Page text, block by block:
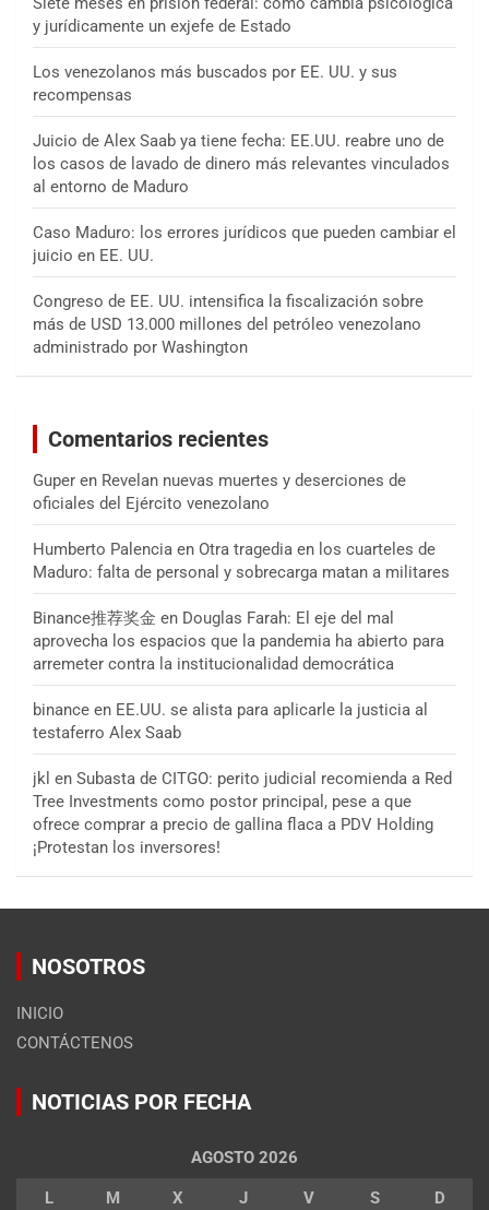
y jurídicamente un exjefe de Estado
Los venezolanos más buscados por EE. UU. y sus
recompensas
Juicio de Alex Saab ya tiene fecha: EE.UU. reabre uno de
los casos de lavado de dinero más relevantes vinculados
al entorno de Maduro
Caso Maduro: los errores jurídicos que pueden cambiar el
juicio en EE. UU.
Congreso de EE. UU. intensifica la fiscalización sobre
más de USD 13.000 millones del petróleo venezolano
administrado por Washington
Comentarios recientes
Guper en Revelan nuevas muertes y deserciones de
oficiales del Ejército venezolano
Humberto Palencia en Otra tragedia en los cuarteles de
Maduro: falta de personal y sobrecarga matan a militares
Binance推荐奖金 en Douglas Farah: El eje del mal
aprovecha los espacios que la pandemia ha abierto para
arremeter contra la institucionalidad democrática
binance en EE.UU. se alista para aplicarle la justicia al
testaferro Alex Saab
jkl en Subasta de CITGO: perito judicial recomienda a Red
Tree Investments como postor principal, pese a que
ofrece comprar a precio de gallina flaca a PDV Holding
¡Protestan los inversores!
NOSOTROS
INICIO
CONTÁCTENOS
NOTICIAS POR FECHA
AGOSTO 2026
L M X J V S D